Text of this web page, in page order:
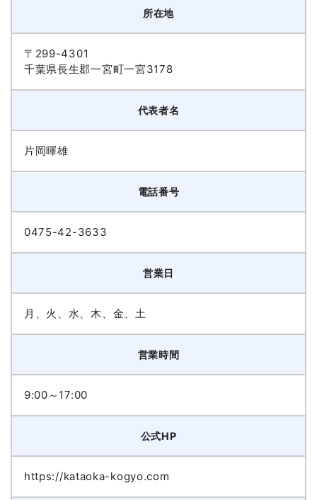
所在地
〒299-4301
千葉県長生郡一宮町一宮3178
代表者名
片岡暉雄
電話番号
0475-42-3633
営業日
月、火、水、木、金、土
営業時間
9:00～17:00
公式HP
https://kataoka-kogyo.com